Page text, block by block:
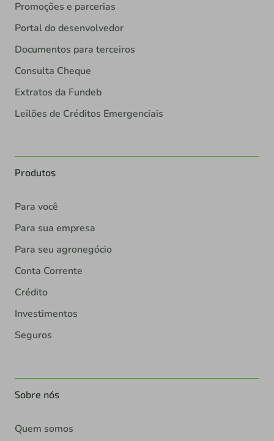
Promoções e parcerias
Portal do desenvolvedor
Documentos para terceiros
Consulta Cheque
Extratos da Fundeb
Leilões de Créditos Emergenciais
Produtos
Para você
Para sua empresa
Para seu agronegócio
Conta Corrente
Crédito
Investimentos
Seguros
Sobre nós
Quem somos